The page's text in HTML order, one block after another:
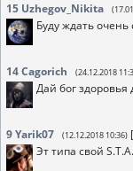
15 Uzhegov_Nikita
Буду ждать
14Cagorich (24.12.2018
Дай бог
9Yarik07 (12.12.2018 10:36) [
Эт типа свой